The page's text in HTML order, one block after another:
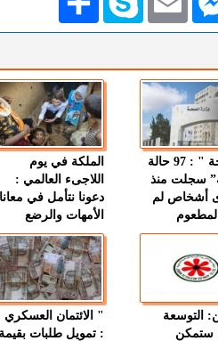
" الصحة " : 97 حالة
سجلت منذ
أشخاص لم
الملكة في يوم
اللاجىء العالمي :
دعونا نتأمل في
الأمهات والرضع
التوسعة
ستمكن
" الائتمان
: تمويل طلبات بقيمة